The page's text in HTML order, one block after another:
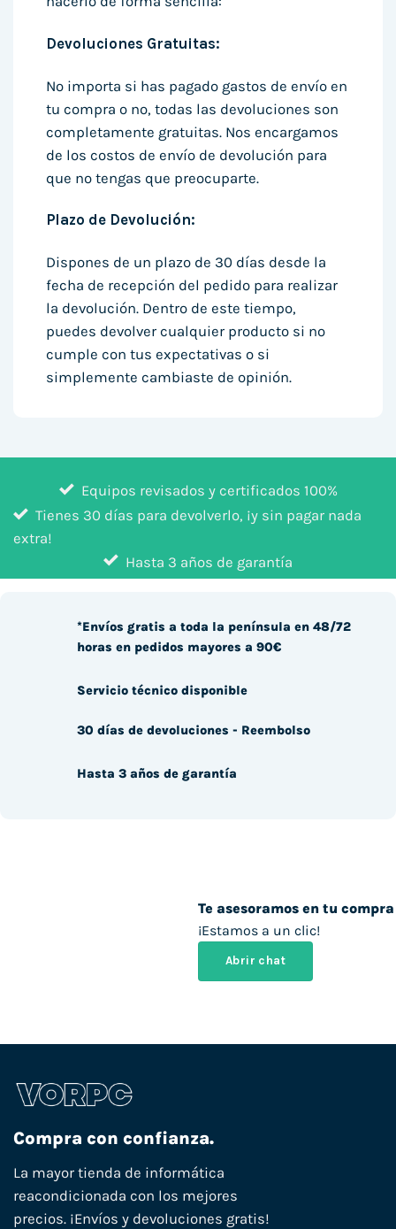
Devoluciones Gratuitas:
No importa si has pagado gastos de envío en
tu compra o no, todas las devoluciones son
completamente gratuitas. Nos encargamos
de los costos de envío de devolución para
que no tengas que preocuparte.
Plazo de Devolución:
Dispones de un plazo de 30 días desde la
fecha de recepción del pedido para realizar
la devolución. Dentro de este tiempo,
puedes devolver cualquier producto si no
cumple con tus expectativas o si
simplemente cambiaste de opinión.
Equipos revisados y certificados 100%
Tienes 30 días para devolverlo, ¡y sin pagar nada
extra!
Hasta 3 años de garantía
Te asesoramos en tu compra
¡Estamos a un clic!
Abrir chat
*Envíos gratis a toda la península en 48/72
horas en pedidos mayores a 90€
Servicio técnico disponible
30 días de devoluciones - Reembolso
Hasta 3 años de garantía
Compra con confianza.
La mayor tienda de informática
reacondicionada con los mejores
precios. ¡Envíos y devoluciones gratis!